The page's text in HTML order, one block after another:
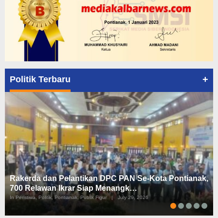
Politik Terbaru +
Rakerda dan Pelantikan DPC PAN Se-Kota Pontianak,
700 Relawan Ikrar Siap Menangk…
In Peristiwa, Politik, Pontianak, Publik Figur | July 29, 2026